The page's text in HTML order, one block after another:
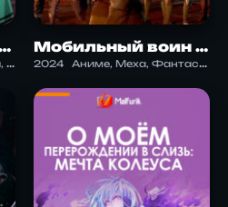
на пенсии Мобильный воин Гандам: Реквием возмездия
2024 Аниме, Меха, Фантастика, Экшен